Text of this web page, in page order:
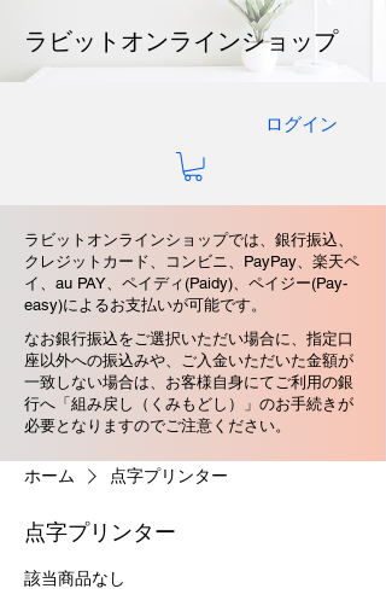
ラビットオンラインショップ
ログイン
ラビットオンラインショップでは、銀行振込、
クレジットカード、コンビニ、PayPay、楽天ペ
イ、au PAY、ペイディ(Paidy)、ペイジー(Pay-
easy)によるお支払いが可能です。
なお銀行振込をご選択いただい場合に、指定口
座以外への振込みや、ご入金いただいた金額が
一致しない場合は、お客様自身にてご利用の銀
行へ「組み戻し（くみもどし）」のお手続きが
必要となりますのでご注意ください。
ホーム 点字プリンター
点字プリンター
該当商品なし